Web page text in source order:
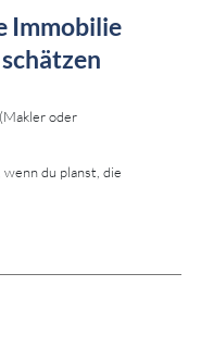
Immobilie
oder
du planst, die